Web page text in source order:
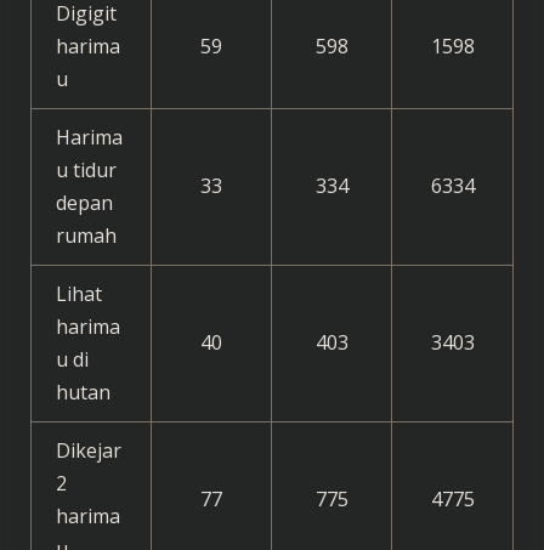
Digigit
harima
u
59 598 1598
Harima
u tidur
depan
rumah
33 334 6334
Lihat
harima
u di
hutan
40 403 3403
Dikejar
2
harima
77 775 4775